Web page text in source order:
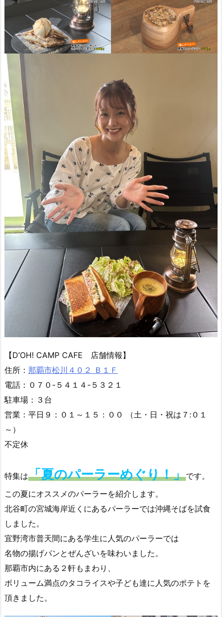
【D’OH! CAMP CAFE 店舗情報】
住所： 那覇市松川４０２ Ｂ１Ｆ
電話：０７０-５４１４-５３２１
駐車場：３台
営業：平日９：０１～１５：００ （土・日・祝は７:０１
～）
不定休
特集は「夏のパーラーめぐり！」です。
この夏にオススメのパーラーを紹介します。
北谷町の宮城海岸近くにあるパーラーでは沖縄そばを試食
しました。
宜野湾市普天間にある学生に人気のパーラーでは
名物の揚げパンとぜんざいを味わいました。
那覇市内にある２軒もまわり、
ボリューム満点のタコライスや子ども達に人気のポテトを
頂きました。